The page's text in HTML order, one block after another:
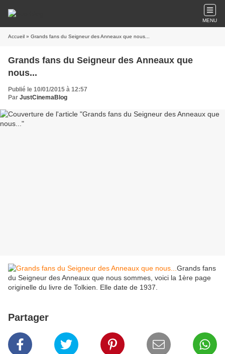
MENU
Accueil » Grands fans du Seigneur des Anneaux que nous...
Grands fans du Seigneur des Anneaux que
nous...
Publié le 10/01/2015 à 12:57
Par JustCinemaBlog
Grands fans
du Seigneur des Anneaux que nous sommes, voici la 1ère page
originelle du livre de Tolkien. Elle date de 1937.
Partager